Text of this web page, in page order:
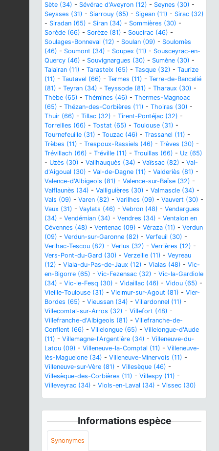
Sète (34) - Sévérac d'Aveyron (12) - Seynes (30) -
Seysses (31) - Siarrouy (65) - Sigean (11) - Sirac (32)
- Siradan (65) - Siran (34) - Sommières (30) -
Sorède (66) - Sorèze (81) - Soucirac (46) -
Soulages-Bonneval (12) - Soulan (09) - Soulomès
(46) - Soumont (34) - Soupex (11) - Sousceyrac-en-
Quercy (46) - Souvignargues (30) - Sumène (30) -
Talairan (11) - Tarasteix (65) - Tasque (32) - Taurize
(11) - Tautavel (66) - Termes (11) - Terre-de-Bancalié
(81) - Teyran (34) - Teyssode (81) - Tharaux (30) -
Thèbe (65) - Thémines (46) - Thermes-Magnoac
(65) - Thézan-des-Corbières (11) - Thoiras (30) -
Thuir (66) - Tillac (32) - Tirent-Pontéjac (32) -
Torreilles (66) - Tostat (65) - Toulouse (31) -
Tournefeuille (31) - Touzac (46) - Trassanel (11) -
Trèbes (11) - Trespoux-Rassiels (46) - Trèves (30) -
Trévillach (66) - Tréville (11) - Trouillas (66) - Uz (65)
- Uzès (30) - Vailhauquès (34) - Vaïssac (82) - Val-
d'Aigoual (30) - Val-de-Dagne (11) - Valderiès (81) -
Valence-d'Albigeois (81) - Valence-sur-Baïse (32) -
Valflaunès (34) - Valliguières (30) - Valmascle (34) -
Vals (09) - Varen (82) - Varilhes (09) - Vauvert (30) -
Vaux (31) - Vaylats (46) - Vebron (48) - Vendargues
(34) - Vendémian (34) - Vendres (34) - Ventalon en
Cévennes (48) - Ventenac (09) - Véraza (11) - Verdun
(09) - Verdun-sur-Garonne (82) - Verfeuil (30) -
Verlhac-Tescou (82) - Verlus (32) - Verrières (12) -
Vers-Pont-du-Gard (30) - Verzeille (11) - Veyreau
(12) - Viala-du-Pas-de-Jaux (12) - Vialas (48) - Vic-
en-Bigorre (65) - Vic-Fezensac (32) - Vic-la-Gardiole
(34) - Vic-le-Fesq (30) - Vidaillac (46) - Vidou (65) -
Vieille-Toulouse (31) - Vielmur-sur-Agout (81) - Vier-
Bordes (65) - Vieussan (34) - Villardonnel (11) -
Villecomtal-sur-Arros (32) - Villefort (48) -
Villefranche-d'Albigeois (81) - Villefranche-de-
Conflent (66) - Villelongue (65) - Villelongue-d'Aude
(11) - Villemagne-l'Argentière (34) - Villeneuve-du-
Latou (09) - Villeneuve-la-Comptal (11) - Villeneuve-
lès-Maguelone (34) - Villeneuve-Minervois (11) -
Villeneuve-sur-Vère (81) - Villesèque (46) -
Villesèque-des-Corbières (11) - Villespy (11) -
Villeveyrac (34) - Viols-en-Laval (34) - Vissec (30)
Informations espèce
Synonymes